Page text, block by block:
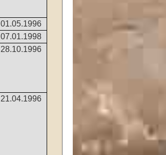
01.05.1996
07.01.1998
28.10.1996
21.04.1996